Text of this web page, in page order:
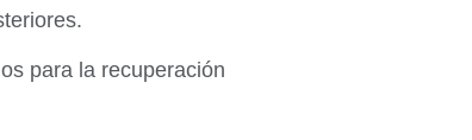
para la recuperación